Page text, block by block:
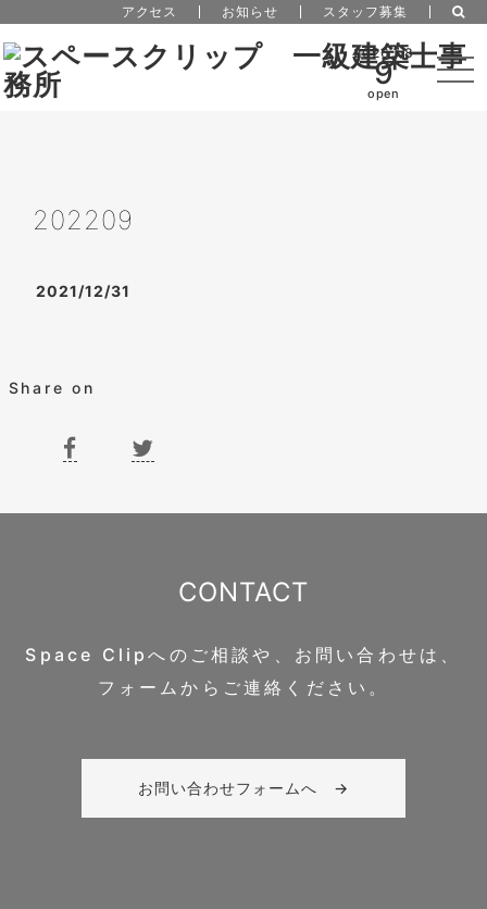
アクセス お知らせ スタッフ募集
2026 / 8
9
open
202209
2021/12/31
Share on
CONTACT
Space Clipへのご相談や、お問い合わせは、
フォームからご連絡ください。
お問い合わせフォームへ →